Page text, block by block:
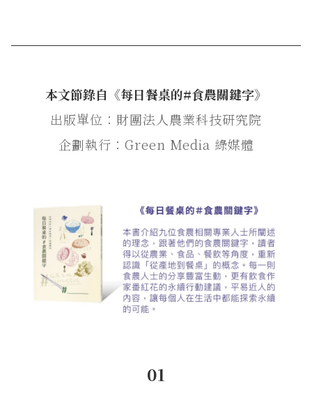
本文節錄自《每日餐桌的#食農關鍵字》
出版單位：財團法人農業科技研究院
企劃執行：Green Media 綠媒體
01